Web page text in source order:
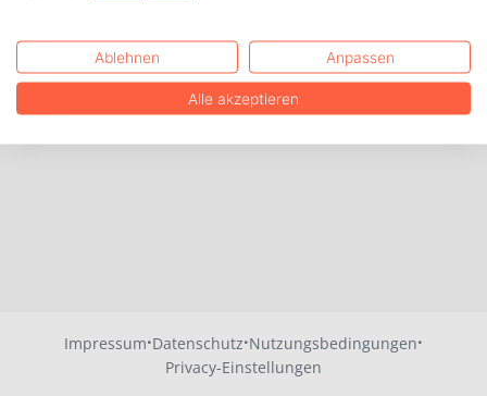
Impressum·Datenschutz·Nutzungsbedingungen·
Privacy-Einstellungen
Ablehnen Anpassen
Alle akzeptieren